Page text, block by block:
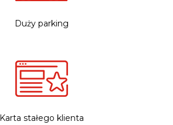
Duży parking
Karta stałego klienta